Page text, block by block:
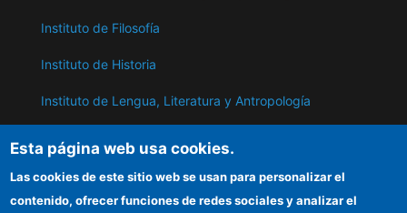
Instituto de Filosofía
Instituto de Historia
Instituto de Lengua, Literatura y Antropología
Oriente Próximo
Esta página web usa cookies.
Las cookies de este sitio web se usan para personalizar el
contenido, ofrecer funciones de redes sociales y analizar el